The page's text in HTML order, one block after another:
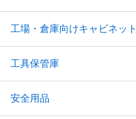
工場・倉庫向けキャビネット
工具保管庫
安全用品